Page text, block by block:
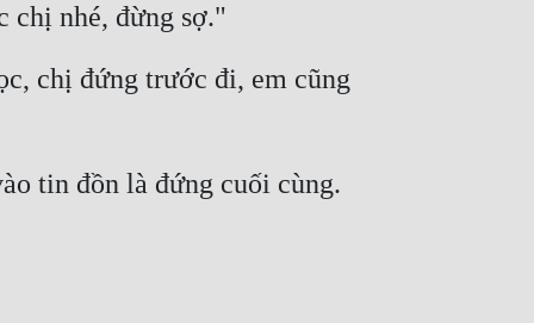
chị nhé, đừng sợ."
chị đứng trước đi, em cũng
tin đồn là đứng cuối cùng.